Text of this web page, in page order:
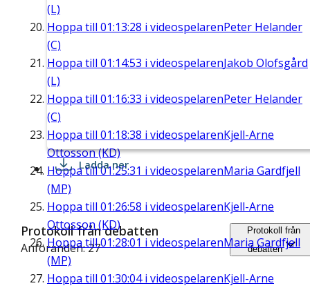
(L)
Hoppa till 01:13:28 i videospelarenPeter Helander
(C)
Hoppa till 01:14:53 i videospelarenJakob Olofsgård
(L)
Hoppa till 01:16:33 i videospelarenPeter Helander
(C)
Hoppa till 01:18:38 i videospelarenKjell-Arne
Ottosson (KD)
Hoppa till01:25:31 i videospelarenMaria Gardfjell
(MP)
Hoppa till 01:26:58 i videospelarenKjell-Arne
Ottosson (KD)
Hoppa till01:28:01 i videospelarenMaria Gardfjell
(MP)
Hoppa till 01:30:04i videospelarenKjell-Arne
Ladda ner
Protokoll från debatten
Anföranden: 27
Protokoll från
debatten